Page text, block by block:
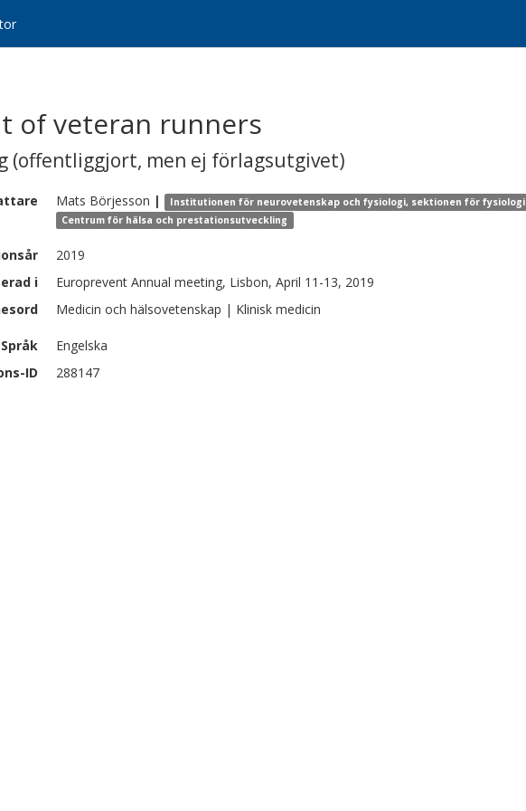
of veteran runners
(offentliggjort, men ej förlagsutgivet)
Mats Börjesson |
Institutionen för neurovetenskap och fysiologi, sektionen för fysiologi
Centrum för hälsa och prestationsutveckling
2019
i
Europrevent Annual meeting, Lisbon, April 11-13, 2019
Medicin och hälsovetenskap | Klinisk medicin
Språk
Engelska
ID
288147